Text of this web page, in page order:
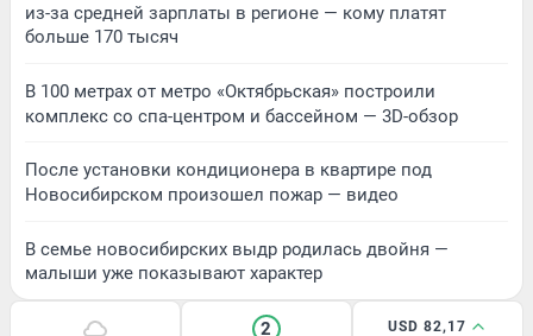
из-за средней зарплаты в регионе — кому платят
больше 170 тысяч
В 100 метрах от метро «Октябрьская» построили
комплекс со спа-центром и бассейном — 3D-обзор
После установки кондиционера в квартире под
Новосибирском произошел пожар — видео
В семье новосибирских выдр родилась двойня —
малыши уже показывают характер
2
USD 82,17